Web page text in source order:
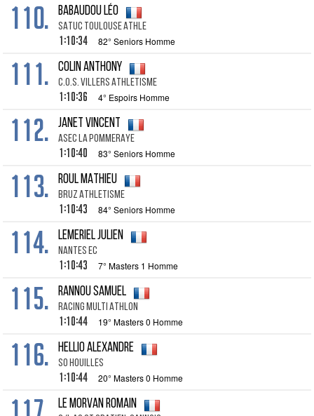
110. BABAUDOU LÉO
SATUC TOULOUSE ATHLE
1:10:34 82° Seniors Homme
111. COLIN ANTHONY
C.O.S. VILLERS ATHLETISME
1:10:36 4° Espoirs Homme
112. JANET VINCENT
ASEC LA POMMERAYE
1:10:40 83° Seniors Homme
113. ROUL MATHIEU
BRUZ ATHLETISME
1:10:43 84° Seniors Homme
114. LEMERIEL JULIEN
NANTES EC
1:10:43 7° Masters 1 Homme
115. RANNOU SAMUEL
RACING MULTI ATHLON
1:10:44 19° Masters 0 Homme
116. HELLIO ALEXANDRE
SO HOUILLES
1:10:44 20° Masters 0 Homme
LE MORVAN ROMAIN